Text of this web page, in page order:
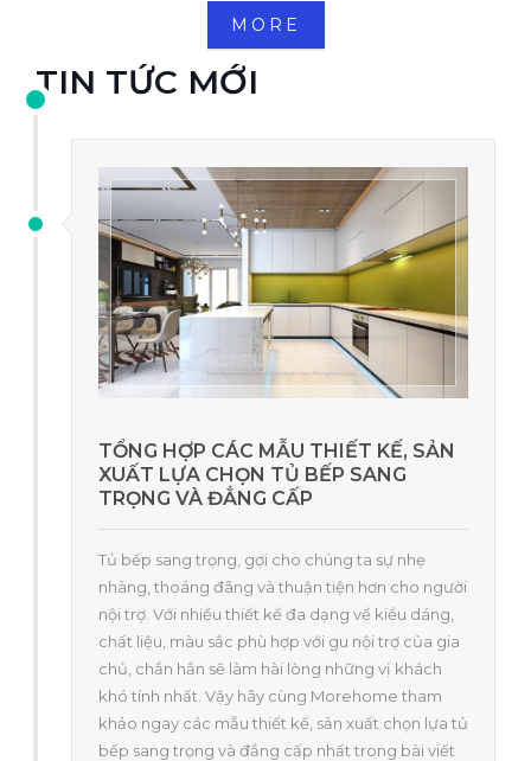
MORE
TIN TỨC MỚI
TỔNG HỢP CÁC MẪU THIẾT KẾ, SẢN
XUẤT LỰA CHỌN TỦ BẾP SANG
TRỌNG VÀ ĐẲNG CẤP
Tủ bếp sang trọng, gợi cho chúng ta sự nhẹ
nhàng, thoáng đãng và thuận tiện hơn cho người
nội trợ. Với nhiều thiết kế đa dạng về kiểu dáng,
chất liệu, màu sắc phù hợp với gu nội trợ của gia
chủ, chắn hẳn sẽ làm hài lòng những vị khách
khó tính nhất. Vậy hãy cùng Morehome tham
khảo ngay các mẫu thiết kế, sản xuất chọn lựa tủ
bếp sang trọng và đẳng cấp nhất trong bài viết